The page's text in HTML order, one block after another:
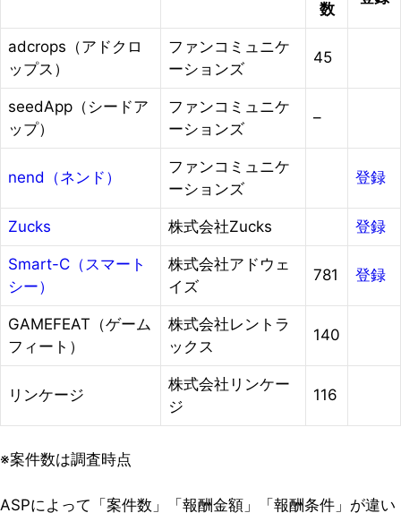
数
adcrops（アドクロ
ップス）
ファンコミュニケ
ーションズ
45
seedApp（シードア
ップ）
ファンコミュニケ
ーションズ
–
nend（ネンド）
ファンコミュニケ
ーションズ
登録
Zucks 株式会社Zucks 登録
Smart-C（スマート
シー）
株式会社アドウェ
イズ
781 登録
GAMEFEAT（ゲーム
フィート）
株式会社レントラ
ックス
140
リンケージ
株式会社リンケー
ジ
116
※案件数は調査時点
ASPによって「案件数」「報酬金額」「報酬条件」が違い